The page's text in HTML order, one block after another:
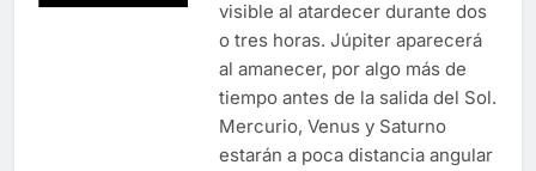
visible al atardecer durante dos
o tres horas. Júpiter aparecerá
al amanecer, por algo más de
tiempo antes de la salida del Sol.
Mercurio, Venus y Saturno
estarán a poca distancia angular